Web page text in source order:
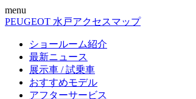
menu
PEUGEOT 水戸アクセスマップ
ショールーム紹介
最新ニュース
展示車 / 試乗車
おすすめモデル
アフターサービス